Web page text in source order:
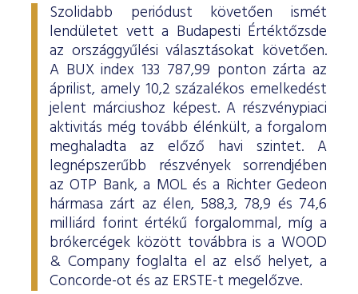
Szolidabb periódust követően ismét
lendületet vett a Budapesti Értéktőzsde
az országgyűlési választásokat követően.
A BUX index 133 787,99 ponton zárta az
áprilist, amely 10,2 százalékos emelkedést
jelent márciushoz képest. A részvénypiaci
aktivitás még tovább élénkült, a forgalom
meghaladta az előző havi szintet. A
legnépszerűbb részvények sorrendjében
az OTP Bank, a MOL és a Richter Gedeon
hármasa zárt az élen, 588,3, 78,9 és 74,6
milliárd forint értékű forgalommal, míg a
brókercégek között továbbra is a WOOD
& Company foglalta el az első helyet, a
Concorde-ot és az ERSTE-t megelőzve.